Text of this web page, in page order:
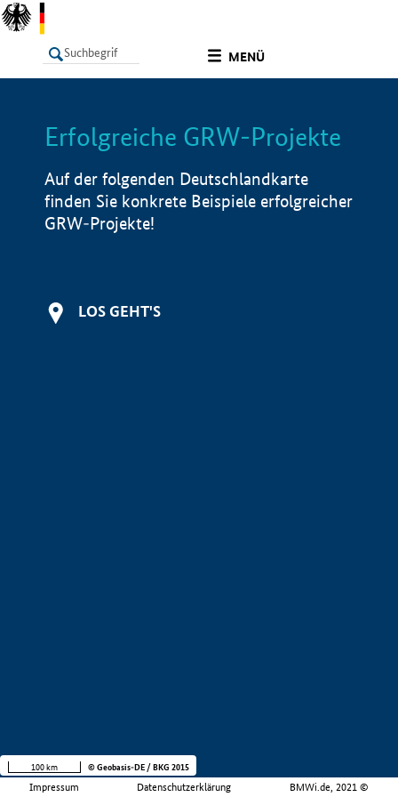
MENÜ
LISTE Info
Erfolgreiche GRW-Projekte
Auf der folgenden Deutschlandkarte
finden Sie konkrete Beispiele erfolgreicher
GRW-Projekte!
LOS GEHT'S
Impressum Datenschutzerklärung BMWi.de, 2021 ©
100 km © Geobasis-DE / BKG 2015